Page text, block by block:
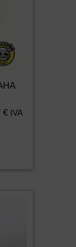
€ IVA